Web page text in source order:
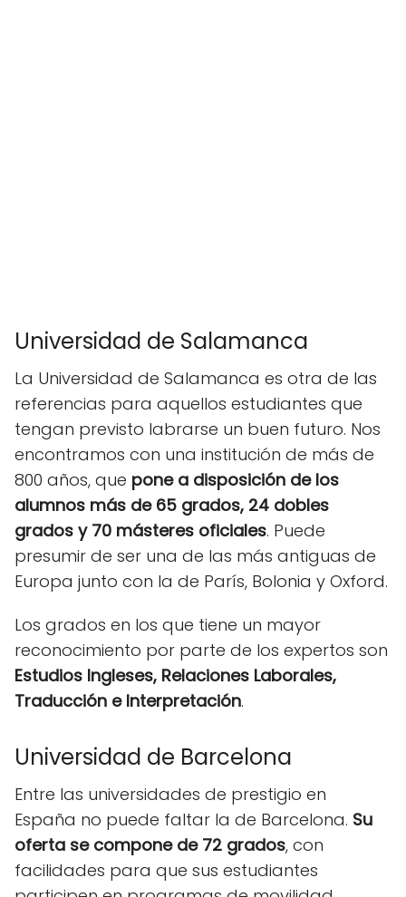
Universidad de Salamanca
La Universidad de Salamanca es otra de las
referencias para aquellos estudiantes que
tengan previsto labrarse un buen futuro. Nos
encontramos con una institución de más de
800 años, que pone a disposición de los
alumnos más de 65 grados, 24 dobles
grados y 70 másteres oficiales. Puede
presumir de ser una de las más antiguas de
Europa junto con la de París, Bolonia y Oxford.
Los grados en los que tiene un mayor
reconocimiento por parte de los expertos son
Estudios Ingleses, Relaciones Laborales,
Traducción e Interpretación.
Universidad de Barcelona
Entre las universidades de prestigio en
España no puede faltar la de Barcelona. Su
oferta se compone de 72 grados, con
facilidades para que sus estudiantes